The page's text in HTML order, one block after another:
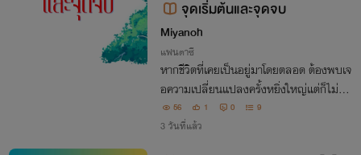
จุดเริ่มต้นและจุดจบ
Miyanoh
แฟนตาซี
หากชีวิตที่เคยเป็นอยู่มาโดยตลอด ต้องพบเจ
อความเปลี่ยนแปลงครั้งหยิ่งใหญ่แต่ก็ไม่สา
มารถรู้ได้เลยว่าความเปลี่ยนแปลงนั้นจะนำไ
ปสู่ความโชคดี หรือ ความโชคร้าย แต่มันจะเ
56 1 0 9
3 วันที่แล้ว